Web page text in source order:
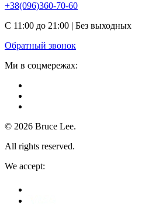
+38(096)360-70-60
С 11:00 до 21:00 | Без выходных
Обратный звонок
Ми в соцмережах:
© 2026 Bruce Lee.
All rights reserved.
We accept: